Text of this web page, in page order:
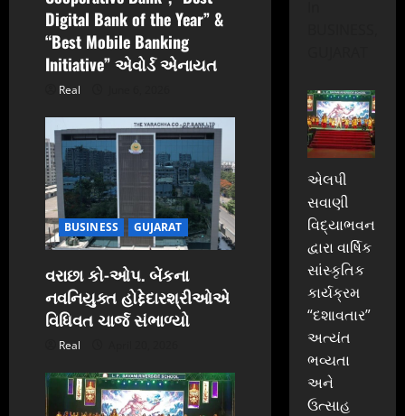
Digital Bank of the Year” &
“Best Mobile Banking
Initiative” એવોર્ડ એનાયત
Real
BUSINESS GUJARAT
વરાછા કો-ઓપ. બેંકના
નવનિયુક્ત હોદ્દેદારશ્રીઓએ
વિધિવત ચાર્જ સંભાળ્યો
Real
એલપી
સવાણી
વિદ્યાભવન
દ્વારા વાર્ષિક
સાંસ્કૃતિક
કાર્યક્રમ
“દશાવતાર”
અત્યંત
ભવ્યતા
અને
ઉત્સાહ